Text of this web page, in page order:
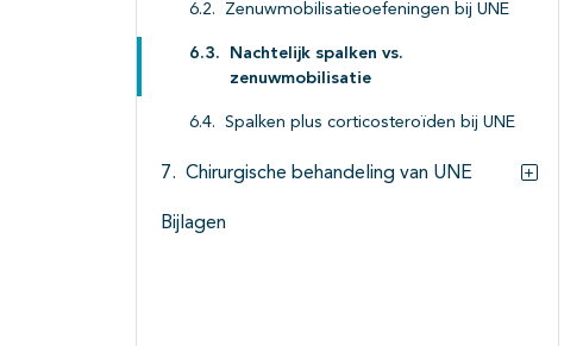
Zenuwmobilisatieoefeningen bij UNE
Nachtelijk spalken vs.
zenuwmobilisatie
Spalken plus corticosteroïden bij UNE
Chirurgische behandeling van UNE
Bijlagen